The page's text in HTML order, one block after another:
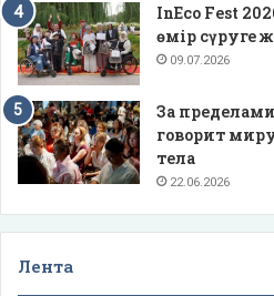
InEco Fest
өмір сүруге
09.07.2026
За
говорит
тела
22.06.2026
Лента